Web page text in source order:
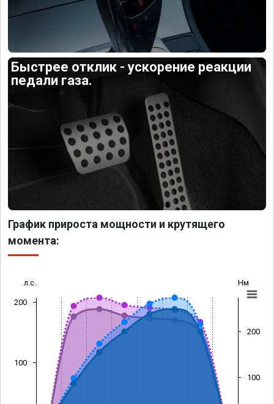
Быстрее отклик - ускорение реакции
педали газа.
График прироста мощности и крутящего
момента:
л.с. Нм
100
200
100
200